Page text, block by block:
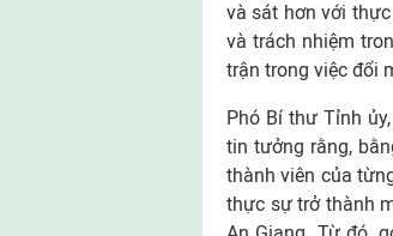
và sát hơn với
và trách nhiệm
trận trong việc đổi
Phó Bí thư Tỉnh
tin tưởng rằng,
thành viên của
thực sự trở thành